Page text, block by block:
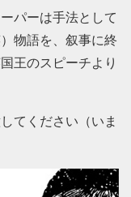
パーは手法として
物語を、叙事に終
王のスピーチより
てください（いま